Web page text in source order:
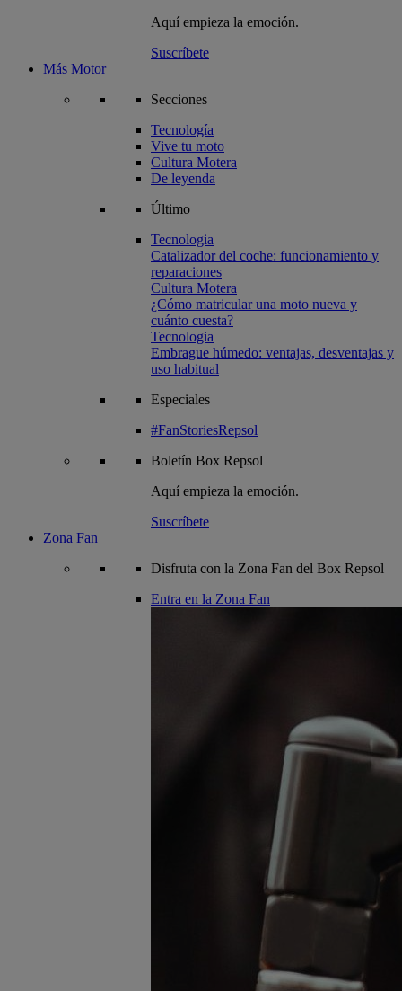
Aquí empieza la emoción.
Suscríbete
Más Motor
Secciones
Tecnología
Vive tu moto
Cultura Motera
De leyenda
Último
Tecnologia
Catalizador del coche: funcionamiento y
reparaciones
Cultura Motera
¿Cómo matricular una moto nueva y
cuánto cuesta?
Tecnologia
Embrague húmedo: ventajas, desventajas y
uso habitual
Especiales
#FanStoriesRepsol
Boletín Box Repsol
Aquí empieza la emoción.
Suscríbete
Zona Fan
Disfruta con la Zona Fan del Box Repsol
Entra en la Zona Fan